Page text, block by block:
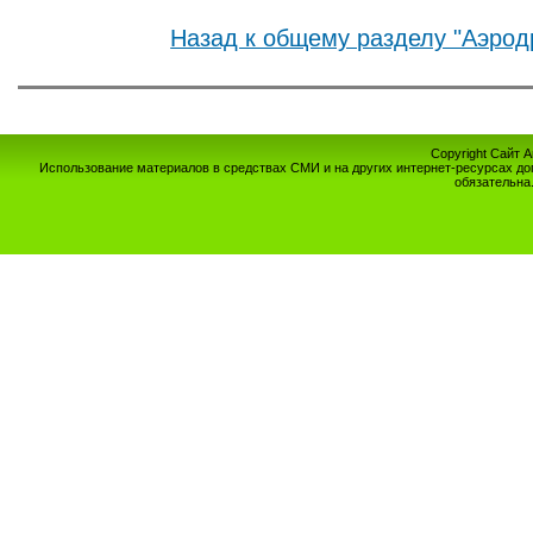
Назад к общему разделу
Copyright Сайт
Использование материалов в средствах СМИ и на других интернет-ресурсах
обязательна.